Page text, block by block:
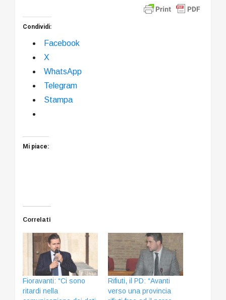
Condividi:
Facebook
X
WhatsApp
Telegram
Stampa
Mi piace:
Correlati
Fioravanti: “Ci sono
ritardi nella
Rifiuti, il PD: “Avanti
verso una provincia